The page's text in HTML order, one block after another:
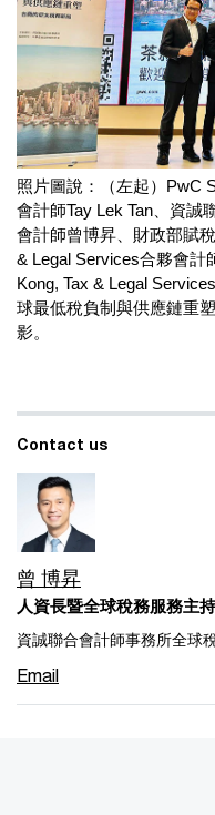
照片圖說：（左起）PwC
會計師Tay Lek Tan、資誠
會計師曾博昇、財政部賦
& Legal Services合夥會計
Kong, Tax & Legal
球最低稅負制與供應鏈重
影。
Contact us
曾 博昇
人資長暨全球稅務服務主
資誠聯合會計師事務所全球
Email